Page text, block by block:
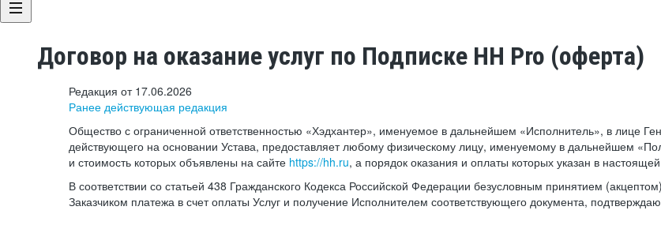
Договор на оказание услуг по Подписке HH Pro (оферта)
Редакция от 17.06.2026
Ранее действующая редакция
Общество с ограниченной ответственностью «Хэдхантер», именуемое в дальнейшем «Исполнитель», в лице
действующего на основании Устава, предоставляет любому физическому лицу, именуемому в дальнейшем
и стоимость которых объявлены на сайте https://hh.ru, а порядок оказания и оплаты которых указан в
В соответствии со статьей 438 Гражданского Кодекса Российской Федерации безусловным принятием
Заказчиком платежа в счет оплаты Услуг и получение Исполнителем соответствующего документа,